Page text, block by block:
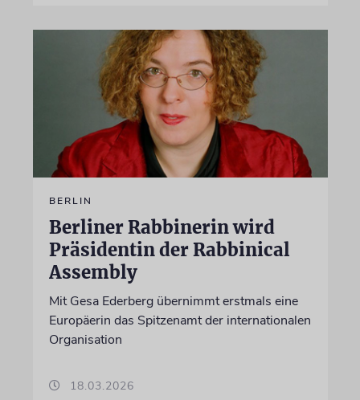
BERLIN
Berliner Rabbinerin wird
Präsidentin der Rabbinical
Assembly
Mit Gesa Ederberg übernimmt erstmals eine
Europäerin das Spitzenamt der internationalen
Organisation
18.03.2026